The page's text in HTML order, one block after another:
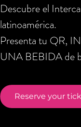
Descubre el
latinoamérica.
Presenta tu QR,
UNA BEBIDA de
Reserve your